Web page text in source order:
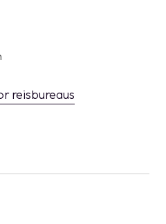
reisbureaus